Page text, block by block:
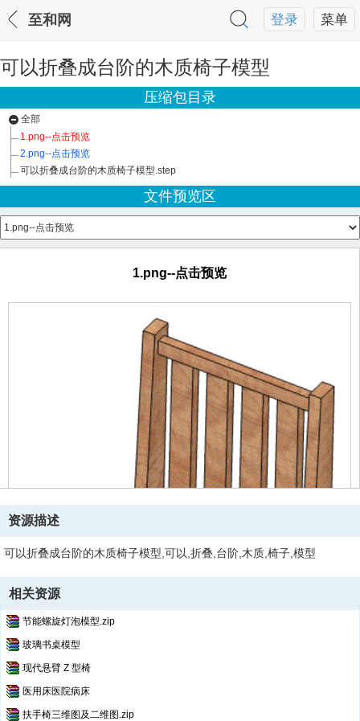
菜单
登录
至和网
可以折叠成台阶的木质椅子模型
压缩包目录
全部
1.png--点击预览
2.png--点击预览
可以折叠成台阶的木质椅子模型.step
文件预览区
1.png--点击预览
资源描述
可以折叠成台阶的木质椅子模型,可以,折叠,台阶,木质,椅子,模型
相关资源
节能螺旋灯泡模型.zip
玻璃书桌模型
现代悬臂 Z 型椅
医用床医院病床
扶手椅三维图及二维图.zip